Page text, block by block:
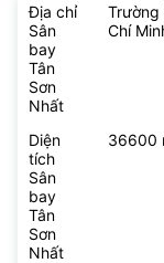
Địa chỉ
Sân
bay
Tân
Sơn
Nhất
Trường
Chí
Diện
tích
Sân
bay
Tân
Sơn
Nhất
36600